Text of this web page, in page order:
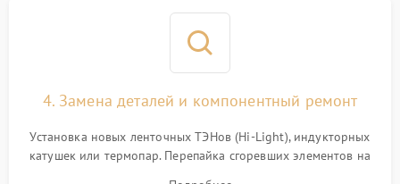
4. Замена деталей и компонентный ремонт
Установка новых ленточных ТЭНов (Hi-Light), индукторных
катушек или термопар. Перепайка сгоревших элементов на